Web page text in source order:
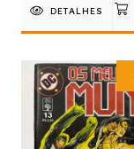
DETALHES